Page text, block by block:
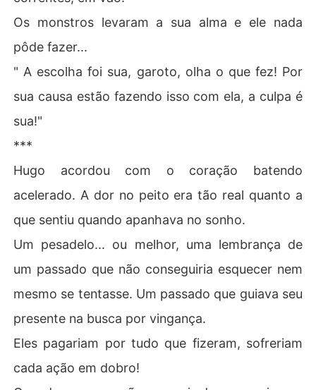
Os monstros levaram a sua alma e ele nada
pôde fazer...
" A escolha foi sua, garoto, olha o que fez! Por
sua causa estão fazendo isso com ela, a culpa é
sua!"
***
Hugo acordou com o coração batendo
acelerado. A dor no peito era tão real quanto a
que sentiu quando apanhava no sonho.
Um pesadelo... ou melhor, uma lembrança de
um passado que não conseguiria esquecer nem
mesmo se tentasse. Um passado que guiava seu
presente na busca por vingança.
Eles pagariam por tudo que fizeram, sofreriam
cada ação em dobro!